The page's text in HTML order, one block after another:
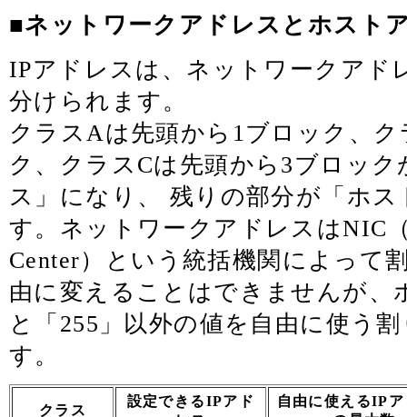
■ネットワークアドレスとホスト
IPアドレスは、ネットワークアド
分けられます。
クラスAは先頭から1ブロック、
ク、クラスCは先頭から3ブロッ
ス」になり、 残りの部分が「ホ
す。ネットワークアドレスはNIC
Center）という統括機関によって
由に変えることはできませんが、
と「255」以外の値を自由に使う
す。
クラス
設定できるIPアド
自由に使えるIP